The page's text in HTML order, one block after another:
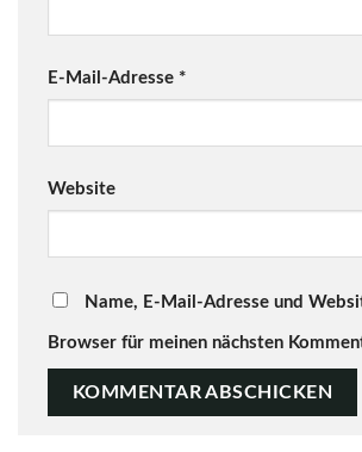
E-Mail-Adresse *
Website
Name, E-Mail-Adresse und
Browser für meinen nächsten